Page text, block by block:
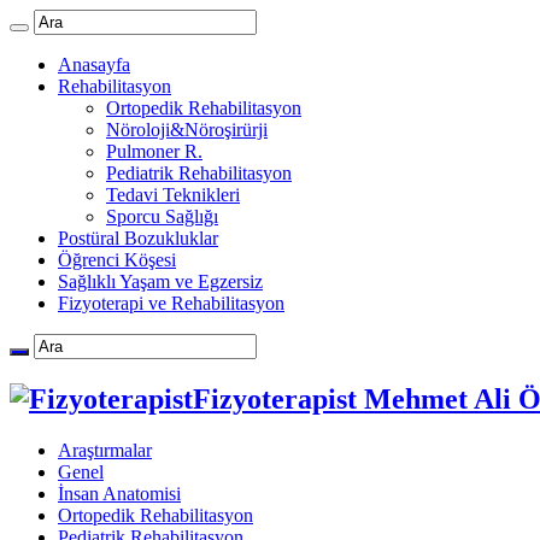
Anasayfa
Rehabilitasyon
Ortopedik Rehabilitasyon
Nöroloji&Nöroşirürji
Pulmoner R.
Pediatrik Rehabilitasyon
Tedavi Teknikleri
Sporcu Sağlığı
Postüral Bozukluklar
Öğrenci Köşesi
Sağlıklı Yaşam ve Egzersiz
Fizyoterapi ve Rehabilitasyon
Fizyoterapist Mehmet Ali
Araştırmalar
Genel
İnsan Anatomisi
Ortopedik Rehabilitasyon